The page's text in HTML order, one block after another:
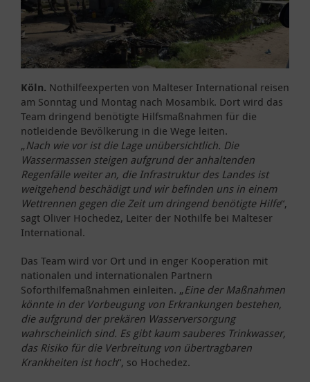
Köln. Nothilfeexperten von Malteser International reisen
am Sonntag und Montag nach Mosambik. Dort wird das
Team dringend benötigte Hilfsmaßnahmen für die
notleidende Bevölkerung in die Wege leiten.
„Nach wie vor ist die Lage unübersichtlich. Die
Wassermassen steigen aufgrund der anhaltenden
Regenfälle weiter an, die Infrastruktur des Landes ist
weitgehend beschädigt und wir befinden uns in einem
Wettrennen gegen die Zeit um dringend benötigte Hilfe“,
sagt Oliver Hochedez, Leiter der Nothilfe bei Malteser
International.
Das Team wird vor Ort und in enger Kooperation mit
nationalen und internationalen Partnern
Soforthilfemaßnahmen einleiten. „Eine der Maßnahmen
könnte in der Vorbeugung von Erkrankungen bestehen,
die aufgrund der prekären Wasserversorgung
wahrscheinlich sind. Es gibt kaum sauberes Trinkwasser,
das Risiko für die Verbreitung von übertragbaren
Krankheiten ist hoch“, so Hochedez.